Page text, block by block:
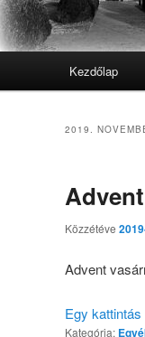
Kezdőlap
2019.
Közzétéve
Advent
Egy
Kategória: